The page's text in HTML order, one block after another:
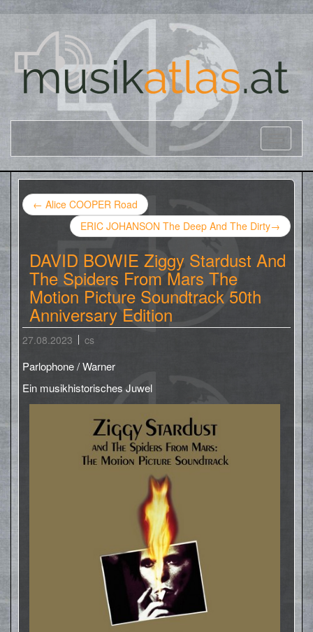
← Alice COOPER Road
ERIC JOHANSON The Deep And The Dirty→
DAVID BOWIE Ziggy Stardust And
The Spiders From Mars The
Motion Picture Soundtrack 50th
Anniversary Edition
27.08.2023 cs
Parlophone / Warner
Ein musikhistorisches Juwel